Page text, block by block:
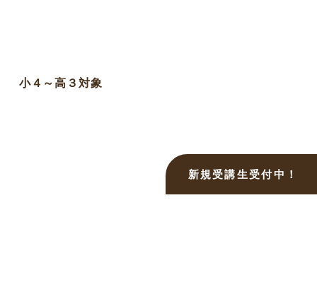
小４～高３対象
新規受講生受付中！